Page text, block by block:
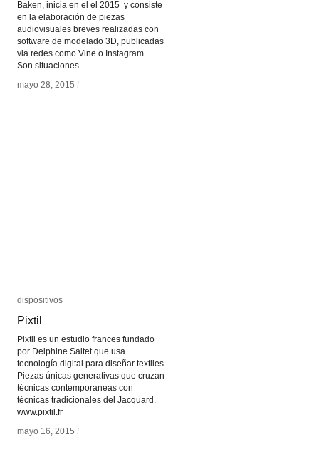
Baken, inicia en el el 2015 y consiste
en la elaboración de piezas
audiovisuales breves realizadas con
software de modelado 3D, publicadas
via redes como Vine o Instagram.
Son situaciones
mayo 28, 2015 /
mayo 28, 2015 /
dispositivos
Pixtil
Pixtil es un estudio frances fundado
por Delphine Saltet que usa
tecnología digital para diseñar textiles.
Piezas únicas generativas que cruzan
técnicas contemporaneas con
técnicas tradicionales del Jacquard.
www.pixtil.fr
mayo 16, 2015 /
dispositivos
Pixtil
mayo 16, 2015 /